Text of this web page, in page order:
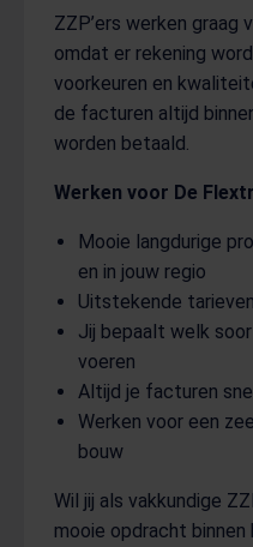
ZZP’ers werken graag
omdat er rekening
voorkeuren en
de facturen altijd
worden betaald.
Werken voor De
Mooie langdurige
en in jouw regio
Uitstekende tarieven
Jij bepaalt welk
voeren
Altijd je facturen
Werken voor een
bouw
Wil jij als vakkundige
mooie opdracht binnen